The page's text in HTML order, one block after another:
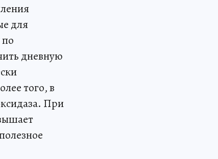
для
дневную
того, в
При